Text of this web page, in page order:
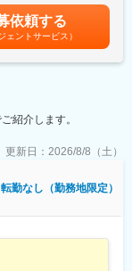
時間以内と、ご家庭
手当・退職金制度な
る動物血液と血清、
生医療やワクチン
イルス検査用製品の
リーディングカン
ラスのシェアを誇っ
均10時間程となっ
境です。また、休
こともございます。
など）
固定手当を含めた表記
依頼する
ェントサービス）
紹介します。
更新日： 2026/8/8（土）
転勤なし（勤務地限定）